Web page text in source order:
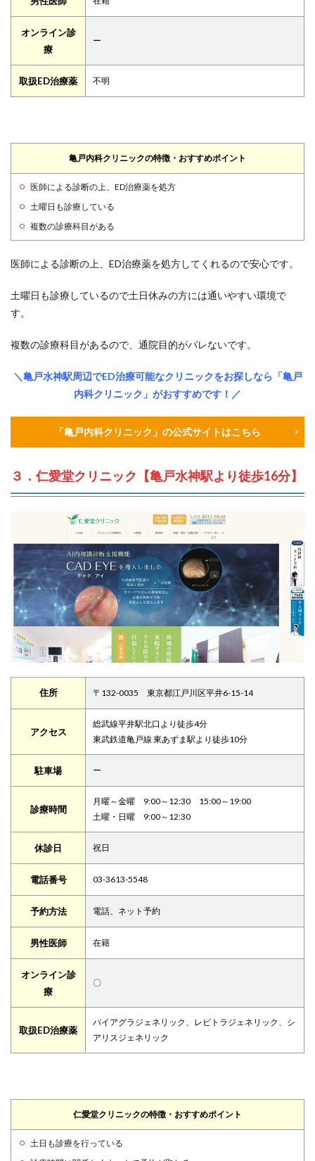
オンライン診
療
ー
取扱ED治療薬 不明
亀戸内科クリニックの特徴・おすすめポイント
医師による診断の上、ED治療薬を処方
土曜日も診療している
複数の診療科目がある
医師による診断の上、ED治療薬を処方してくれるので安心です。
土曜日も診療しているので土日休みの方には通いやすい環境で
す。
複数の診療科目があるので、通院目的がバレないです。
＼亀戸水神駅周辺でED治療可能なクリニックをお探しなら「亀戸
内科クリニック」がおすすめです！／
「亀戸内科クリニック」の公式サイトはこちら
３．仁愛堂クリニック【亀戸水神駅より徒歩16分】
住所 〒132-0035 東京都江戸川区平井6-15-14
アクセス
総武線平井駅北口より徒歩4分
東武鉄道亀戸線 東あずま駅より徒歩10分
駐車場 ー
診療時間
月曜～金曜 9:00～12:30 15:00～19:00
土曜・日曜 9:00～12:30
休診日 祝日
電話番号 03-3613-5548
予約方法 電話、ネット予約
男性医師 在籍
オンライン診
療
〇
取扱ED治療薬
バイアグラジェネリック、レビトラジェネリック、シ
アリスジェネリック
仁愛堂クリニックの特徴・おすすめポイント
土日も診療を行っている